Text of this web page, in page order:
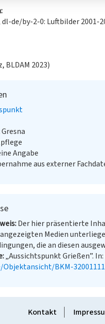
de/by-2-0: Luftbilder 2001-
BLDAM 2023)
Gresna
Angabe
aus externer
Der hier präsentierte
Medien
die an diesen
„Aussichtspunkt Grießen”.
BKM-32001111
Kontakt